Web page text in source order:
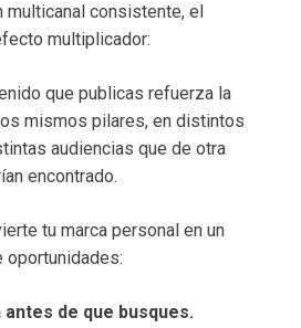
consistente, el
multiplicador:
que publicas refuerza la
mismos pilares, en distintos
audiencias que de otra
encontrado.
tu marca personal en un
oportunidades:
de que busques.